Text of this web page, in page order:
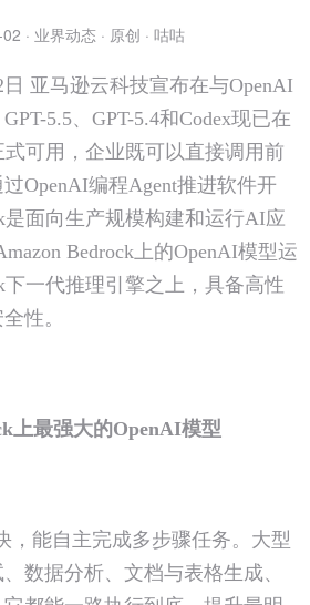
· 业界动态 · 原创 · 咕咕
亚马逊云科技宣布在与OpenAI
5.5、GPT-5.4和Codex现已在
式可用，企业既可以直接调用前
OpenAI编程Agent推进软件开
是面向生产规模构建和运行AI应
Bedrock上的OpenAI模型运
下一代推理引擎之上，具备高性
性。
上最强大的OpenAI模型
，能自主完成多步骤任务。大型
数据分析、文档与表格生成、